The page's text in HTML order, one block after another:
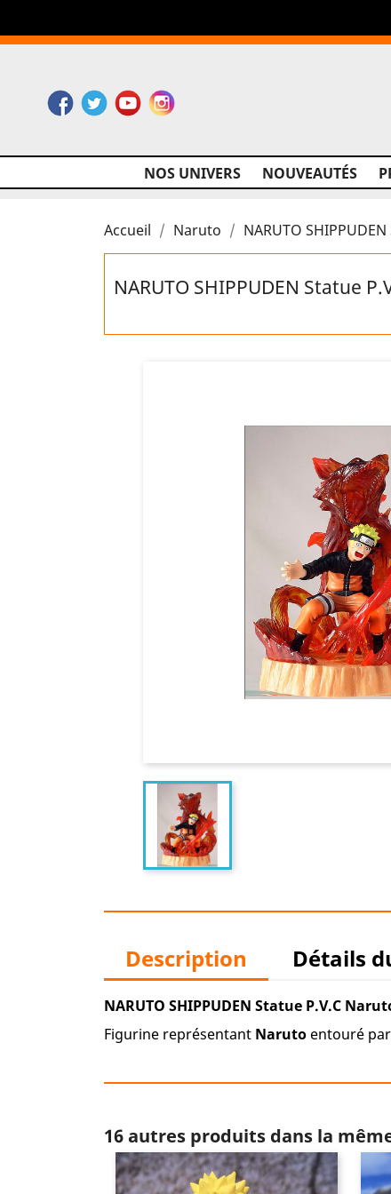
Facebook
TwitterYouTubeInstagram
NOS UNIVERS NOUVEAUTÉS
Accueil Naruto NARUTO
NARUTO SHIPPUDEN Statue
Description Détails
NARUTO SHIPPUDEN Statue P.V.C
Figurine représentant Naruto entouré
16 autres produits dans la